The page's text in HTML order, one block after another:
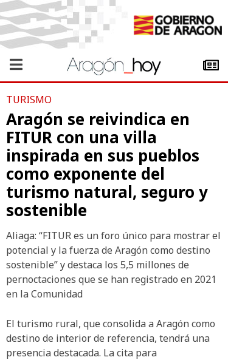
TURISMO
Aragón se reivindica en
FITUR con una villa
inspirada en sus pueblos
como exponente del
turismo natural, seguro y
sostenible
Aliaga: “FITUR es un foro único para mostrar el
potencial y la fuerza de Aragón como destino
sostenible” y destaca los 5,5 millones de
pernoctaciones que se han registrado en 2021
en la Comunidad
El turismo rural, que consolida a Aragón como
destino de interior de referencia, tendrá una
presencia destacada. La cita para